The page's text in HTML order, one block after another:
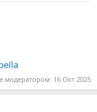
модератором: 16 Окт 2025